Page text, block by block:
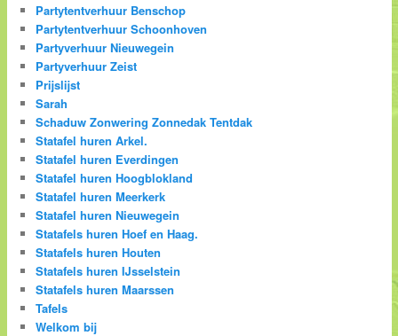
Partytentverhuur Benschop
Partytentverhuur Schoonhoven
Partyverhuur Nieuwegein
Partyverhuur Zeist
Prijslijst
Sarah
Schaduw Zonwering Zonnedak Tentdak
Statafel huren Arkel.
Statafel huren Everdingen
Statafel huren Hoogblokland
Statafel huren Meerkerk
Statafel huren Nieuwegein
Statafels huren Hoef en Haag.
Statafels huren Houten
Statafels huren IJsselstein
Statafels huren Maarssen
Tafels
Welkom bij